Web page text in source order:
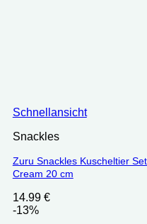
Schnellansicht
Snackles
Zuru Snackles Kuscheltier
Cream 20 cm
14.99 €
-13%